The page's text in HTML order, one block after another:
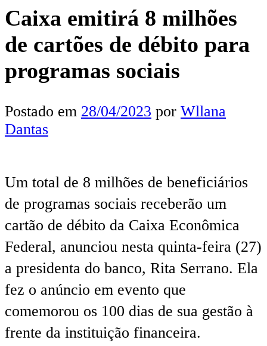
Caixa emitirá 8 milhões
de cartões de débito para
programas sociais
Postado em 28/04/2023 por Wllana
Dantas
Um total de 8 milhões de beneficiários
de programas sociais receberão um
cartão de débito da Caixa Econômica
Federal, anunciou nesta quinta-feira (27)
a presidenta do banco, Rita Serrano. Ela
fez o anúncio em evento que
comemorou os 100 dias de sua gestão à
frente da instituição financeira.